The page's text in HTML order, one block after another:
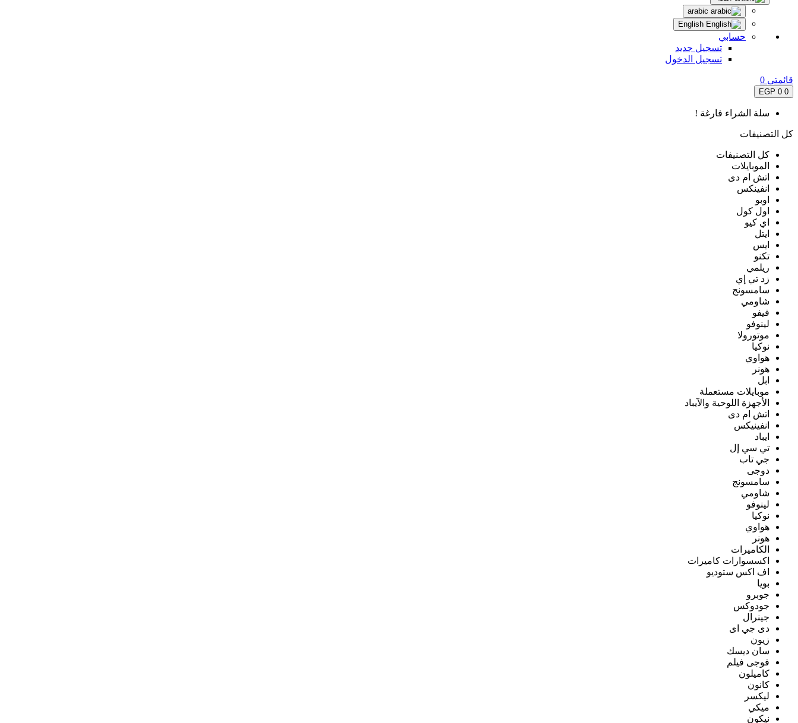
حسابي
تسجيل جديد
تسجيل الدخول
قائمتى 0
0
0 EGP
سلة الشراء فارغة !
كل التصنيفات
كل التصنيفات
الموبايلات
اتش ام دى
انفينكس
اوبو
اول كول
اي كيو
ايتل
ايس
تكنو
ريلمي
زد تي إي
سامسونج
شاومي
فيفو
لينوفو
موتورولا
نوكيا
هواوي
هونر
ابل
موبايلات مستعملة
الأجهزة اللوحية والآيباد
اتش ام دى
انفينيكس
ايباد
تي سي إل
جي تاب
دوجى
سامسونج
شاومي
لينوفو
نوكيا
هواوي
هونر
الكاميرات
اكسسوارات كاميرات
اف اكس ستوديو
بويا
جوبرو
جودوكس
جينرال
دى جي اى
زيون
سان ديسك
فوجى فيلم
كاميلون
كانون
ليكسر
ميكي
نيكون